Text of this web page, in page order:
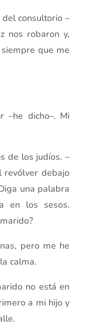
consultorio –
nos robaron y,
que me
–he dicho–. Mi
de los judíos. –
revólver debajo
una palabra
en los sesos.
pero me he
calma.
no está en
a mi hijo y